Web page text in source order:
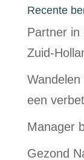
Recente
Partner in
Zuid-
een
Manager
Gezond